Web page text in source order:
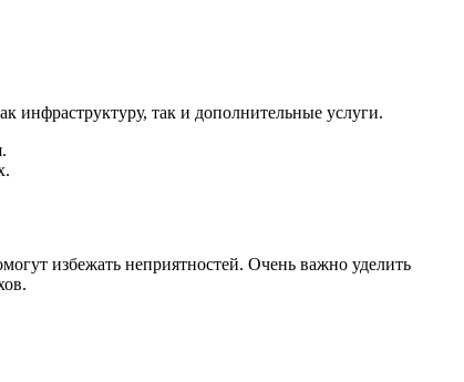
инфраструктуру, так и дополнительные услуги.
избежать неприятностей. Очень важно уделить